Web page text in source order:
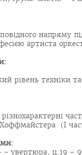
напряму
артиста
рівень
(І
увертюра, ц.19 –